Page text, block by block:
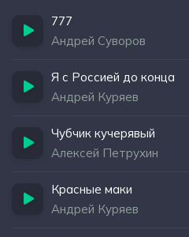
777
Андрей Суворов
Я с Россией до конца
Андрей Куряев
Чубчик кучерявый
Алексей Петрухин
Красные маки
Андрей Куряев